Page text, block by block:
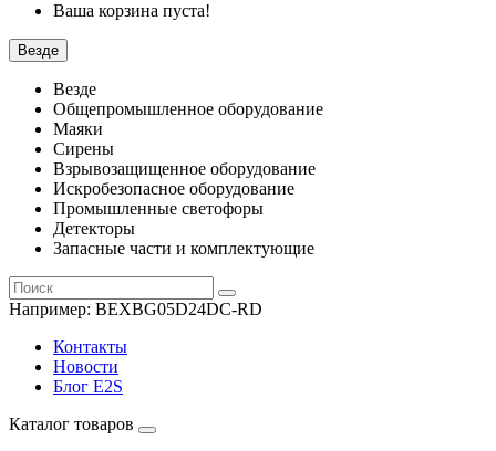
Ваша корзина пуста!
Везде
Везде
Общепромышленное оборудование
Маяки
Сирены
Взрывозащищенное оборудование
Искробезопасное оборудование
Промышленные светофоры
Детекторы
Запасные части и комплектующие
Например: BEXBG05D24DC-RD
Контакты
Новости
Блог E2S
Каталог товаров